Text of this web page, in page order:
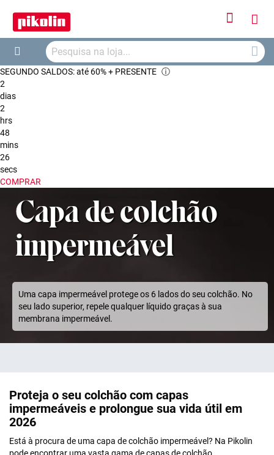
Iniciar
Meu
Search
SEGUNDO SALDOS: até 60% + PRESENTE ⓘ
2
dias
2
hrs
48
mins
26
secs
COMPRAR
Capa de colchão
impermeável
Uma capa impermeável protege os 6 lados do seu colchão. No
seu lado superior, repele qualquer líquido graças à sua
membrana impermeável.
Proteja o seu colchão com capas
impermeáveis e prolongue sua vida útil em
2026
Está à procura de uma capa de colchão impermeável? Na Pikolin